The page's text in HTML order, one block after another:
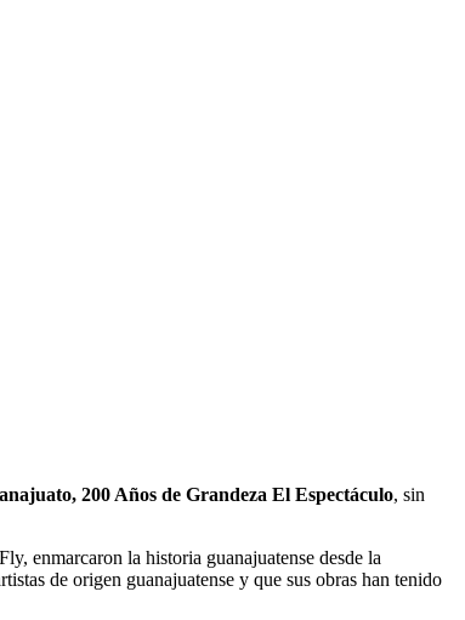
200 Años de Grandeza El Espectáculo, sin
enmarcaron la historia guanajuatense desde la
de origen guanajuatense y que sus obras han tenido